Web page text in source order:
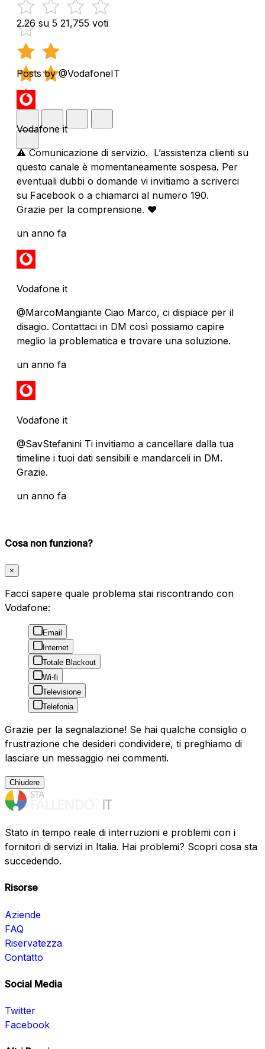
2.26 su 5 21,755 voti
Posts by @VodafoneIT
Vodafone it
⚠️ Comunicazione di servizio. L’assistenza clienti su
questo canale è momentaneamente sospesa. Per
eventuali dubbi o domande vi invitiamo a scriverci
su Facebook o a chiamarci al numero 190.
Grazie per la comprensione. ❤️
un anno fa
Vodafone it
@MarcoMangiante Ciao Marco, ci dispiace per il
disagio. Contattaci in DM così possiamo capire
meglio la problematica e trovare una soluzione.
un anno fa
Vodafone it
@SavStefanini Ti invitiamo a cancellare dalla tua
timeline i tuoi dati sensibili e mandarceli in DM.
Grazie.
un anno fa
Cosa non funziona?
×
Facci sapere quale problema stai riscontrando con
Vodafone:
Email
Internet
Totale Blackout
Wi-fi
Televisione
Telefonia
Grazie per la segnalazione! Se hai qualche consiglio o
frustrazione che desideri condividere, ti preghiamo di
lasciare un messaggio nei commenti.
Chiudere
Stato in tempo reale di interruzioni e problemi con i
fornitori di servizi in Italia. Hai problemi? Scopri cosa sta
succedendo.
Risorse
Aziende
FAQ
Riservatezza
Contatto
Social Media
Twitter
Facebook